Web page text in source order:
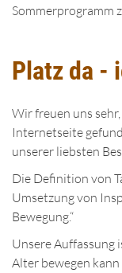
Sommerprogramm
Platz da -
Wir freuen uns
Internetseite
unserer liebsten
Die Definition von
Umsetzung von
Bewegung.“
Unsere Auffassung
Alter bewegen